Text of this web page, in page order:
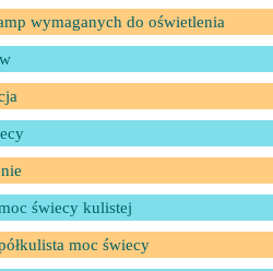
wymaganych do oświetlenia
świecy kulistej
moc świecy